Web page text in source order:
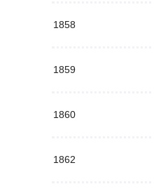
1858
1859
1860
1862